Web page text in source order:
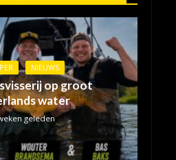
NIEUWS
op groot
water
geleden